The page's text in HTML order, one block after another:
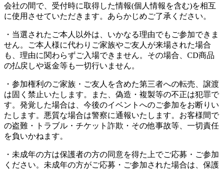
会社の間で、受付時に取得した情報(個人情報を含む)を相互
に使用させていただきます。あらかじめご了承ください。
・当選されたご本人以外は、いかなる理由でもご参加できま
せん。ご本人様に代わりご家族やご友人が来場された場合
も、理由に関わらずご入場できません。その場合、CD商品
の払戻しや返金等も一切行いません。
・参加権利のご家族・ご友人を含めた第三者への転売、譲渡
は固く禁止いたします。また、偽造・複製等の不正は犯罪で
す。発覚した場合は、今後のイベントへのご参加をお断りい
たします。悪質な場合は警察に通報いたします。お客様間で
の盗難・トラブル・チケット詐欺・その他事故等、一切責任
を負いかねます。
・未成年の方は保護者の方の同意を得た上でご応募・ご参加
ください。未成年の方がご応募・ご参加された場合は、保護